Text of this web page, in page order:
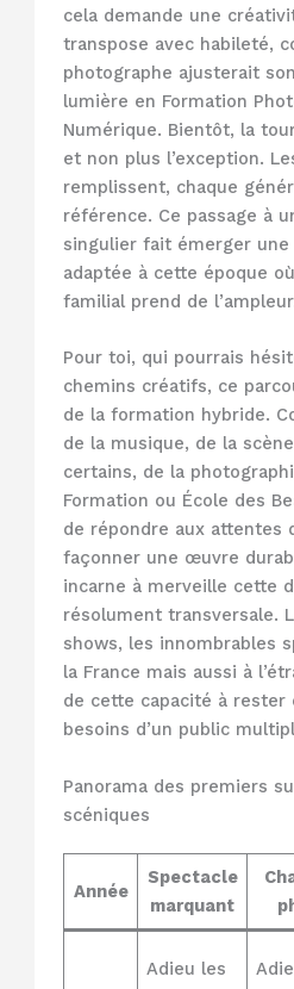
cela demande une
transpose avec habileté,
photographe ajusterait
lumière en Formation
Numérique. Bientôt, la
et non plus l’exception.
remplissent, chaque
référence. Ce passage à
singulier fait émerger une
adaptée à cette époque
familial prend de
Pour toi, qui pourrais
chemins créatifs, ce
de la formation hybride.
de la musique, de la
certains, de la
Formation ou École des
de répondre aux attentes
façonner une œuvre
incarne à merveille cette
résolument transversale.
shows, les innombrables
la France mais aussi à
de cette capacité à rester
besoins d’un public
Panorama des premiers
scéniques
Année
Spectacle
marquant
Adieu les